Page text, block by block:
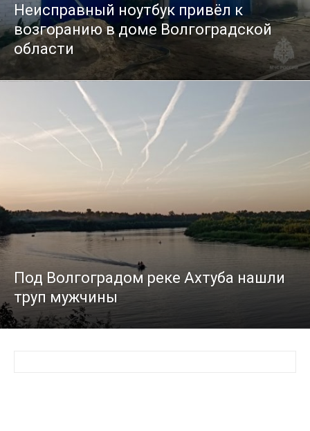
Неисправный ноутбук привёл к
возгоранию в доме Волгоградской
области
Под Волгоградом реке Ахтуба нашли
труп мужчины